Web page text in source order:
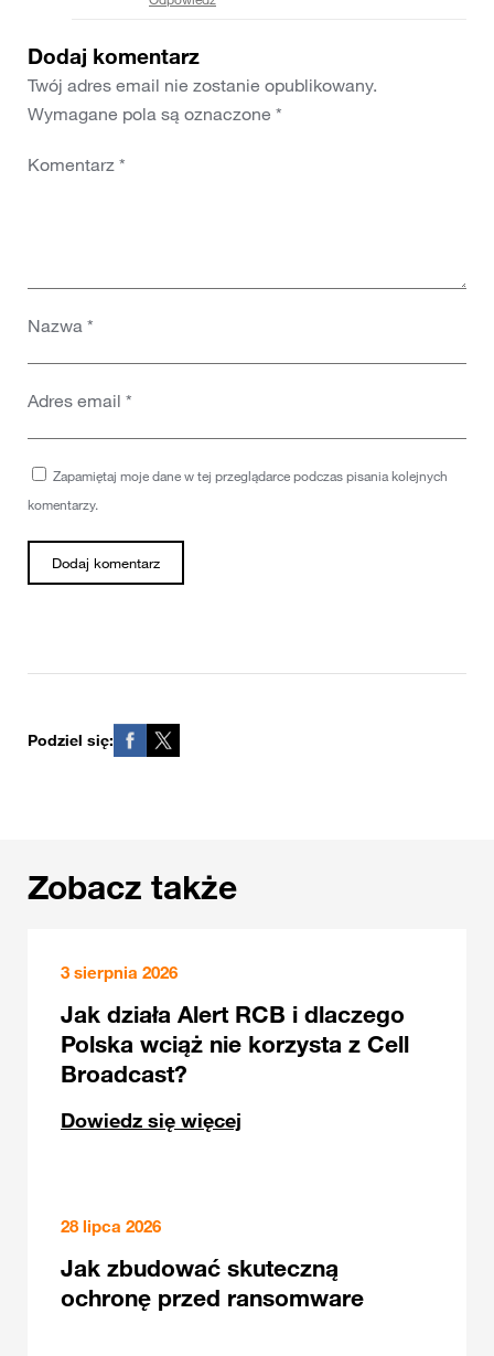
Dodaj komentarz
Twój adres email nie zostanie opublikowany.
Wymagane pola są oznaczone *
Komentarz *
Nazwa *
Adres email *
Zapamiętaj moje dane w tej przeglądarce podczas pisania kolejnych
komentarzy.
Podziel się:
Zobacz także
3 sierpnia 2026
Jak działa Alert RCB i dlaczego
Polska wciąż nie korzysta z Cell
Broadcast?
Dowiedz się więcej
28 lipca 2026
Jak zbudować skuteczną
ochronę przed ransomware